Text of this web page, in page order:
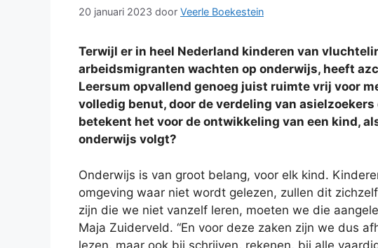
20 januari 2023 door Veerle Boekestein
Terwijl er in heel Nederland kinderen van
arbeidsmigranten wachten op onderwijs, heeft
Leersum opvallend genoeg juist ruimte vrij voor
volledig benut, door de verdeling van asielzoekers
betekent het voor de ontwikkeling van een kind,
onderwijs volgt?
Onderwijs is van groot belang, voor elk kind.
omgeving waar niet wordt gelezen, zullen dit
zijn die we niet vanzelf leren, moeten we die
Maja Zuiderveld. “En voor deze zaken zijn we dus
lezen, maar ook bij schrijven, rekenen, bij alle